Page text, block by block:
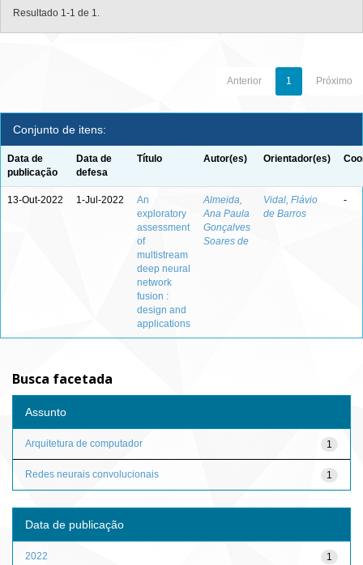
Resultado 1-1 de 1.
Anterior 1 Próximo
Conjunto de itens:
Data de
publicação
Data de
defesa
Título Autor(es) Orientador(es)
13-Out-2022 1-Jul-2022
An
exploratory
assessment
of
multistream
deep neural
network
fusion :
design and
applications
Almeida,
Ana Paula
Gonçalves
Soares de
Vidal, Flávio
de Barros
-
Busca facetada
Assunto
1
Arquitetura de computador
1
Redes neurais convolucionais
Data de publicação
1
2022